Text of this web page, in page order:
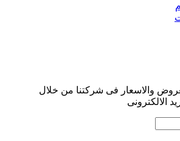
والاسعار فى شركتنا من خلال
الالكترونى